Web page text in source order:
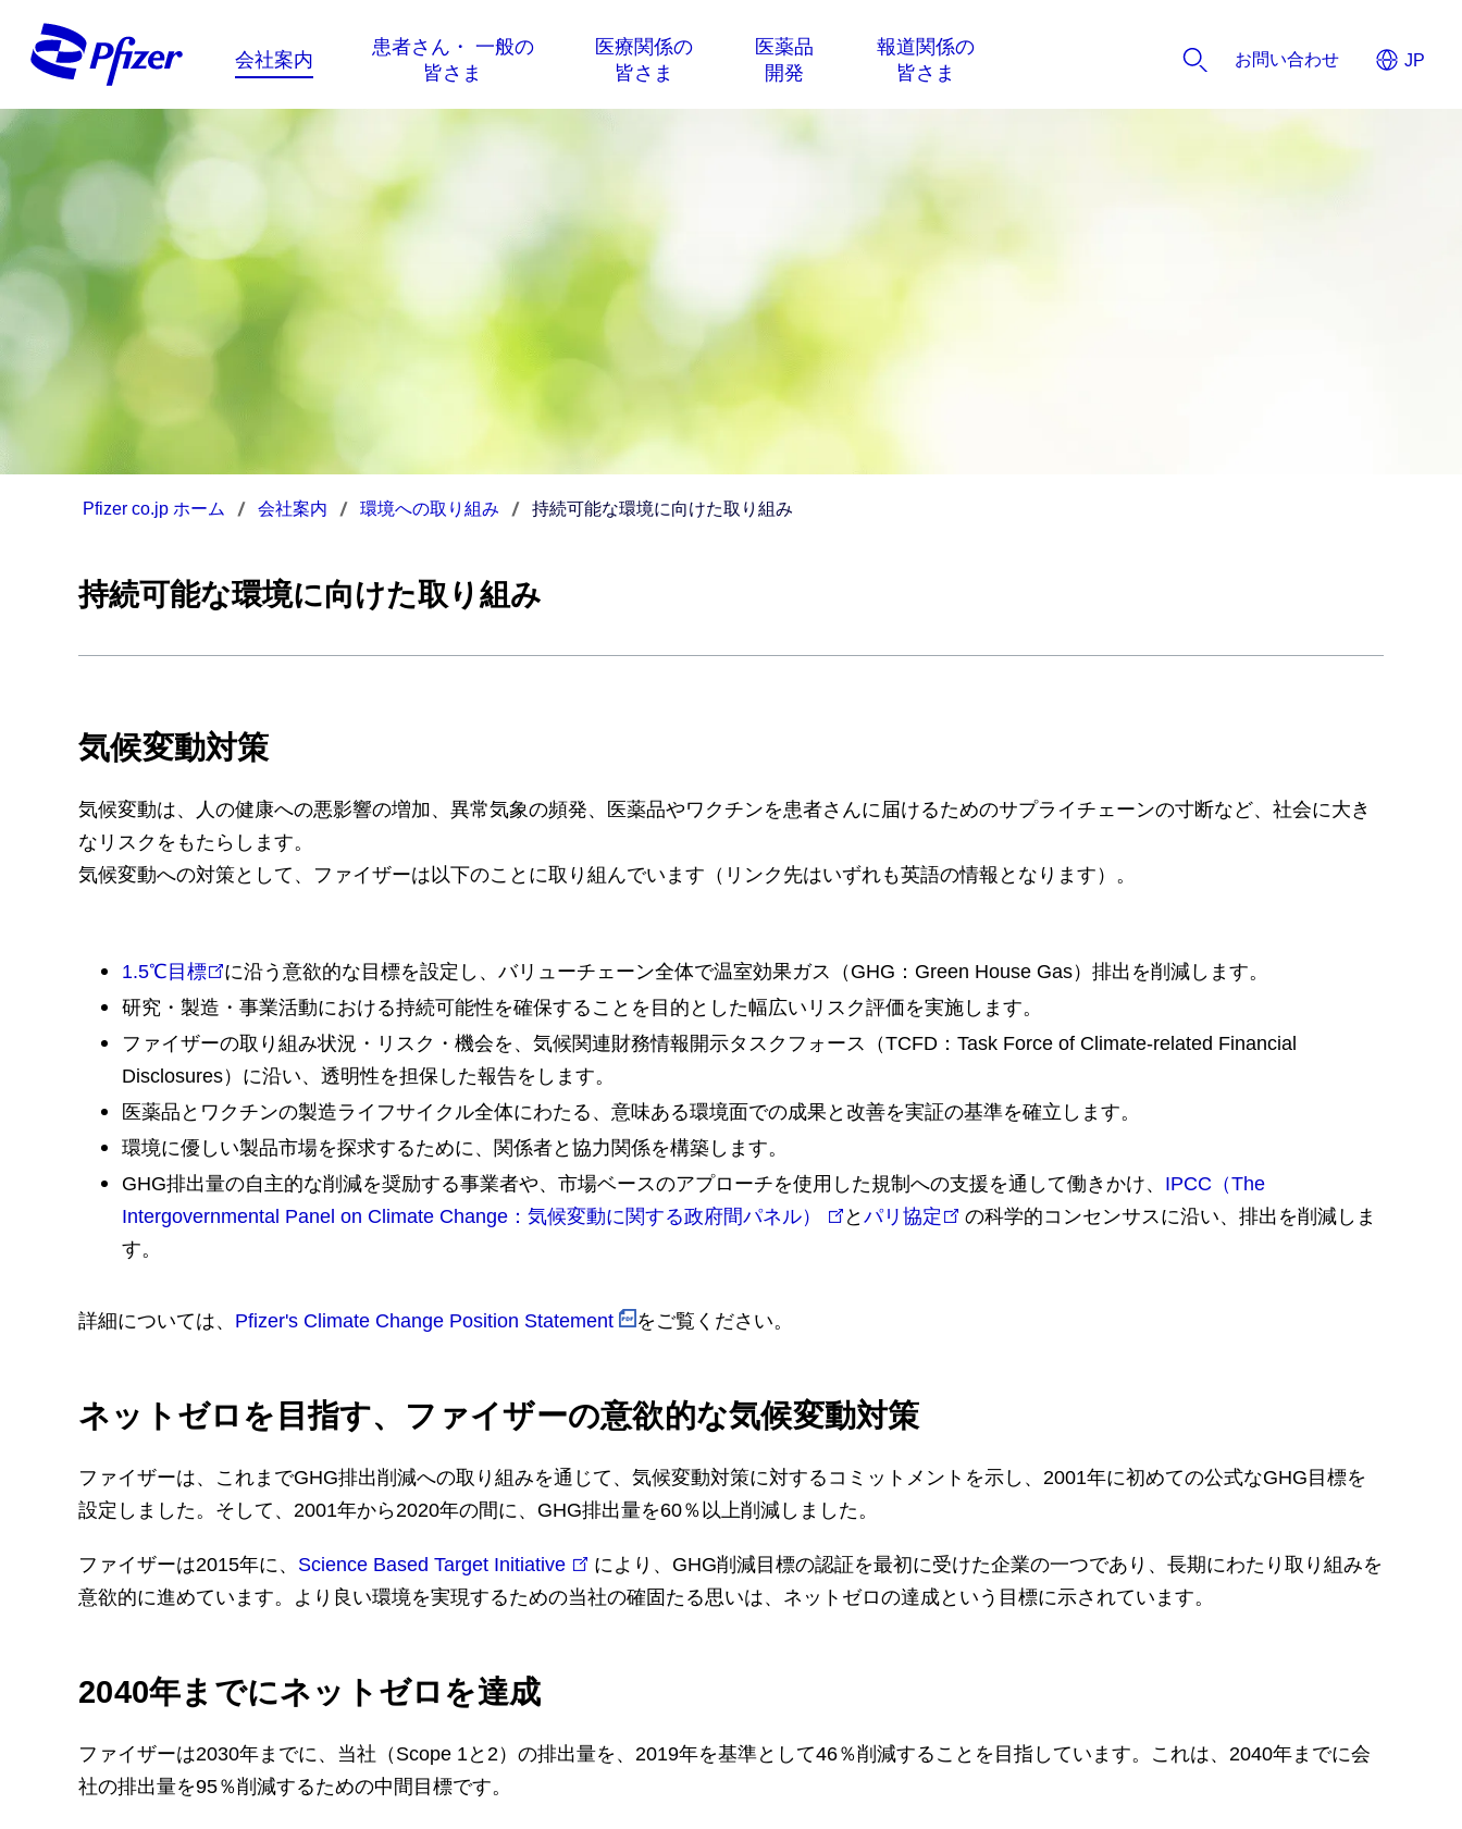
お問い合わせ
Pfizer co.jp ホーム 会社案内 環境への取り組み 持続可能な環境に向けた取り組み
持続可能な環境に向けた取り組み
気候変動対策
気候変動は、人の健康への悪影響の増加、異常気象の頻発、医薬品やワクチンを患者さんに届けるためのサプライチェーンの寸断など、社会に大き
なリスクをもたらします。
気候変動への対策として、ファイザーは以下のことに取り組んでいます（リンク先はいずれも英語の情報となります）。
1.5℃目標
に沿う意欲的な目標を設定し、バリューチェーン全体で温室効果ガス（GHG：Green House Gas）排出を削減します。
研究・製造・事業活動における持続可能性を確保することを目的とした幅広いリスク評価を実施します。
ファイザーの取り組み状況・リスク・機会を、気候関連財務情報開示タスクフォース（TCFD：Task Force of Climate-related Financial
Disclosures）に沿い、透明性を担保した報告をします。
医薬品とワクチンの製造ライフサイクル全体にわたる、意味ある環境面での成果と改善を実証の基準を確立します。
環境に優しい製品市場を探求するために、関係者と協力関係を構築します。
GHG排出量の自主的な削減を奨励する事業者や、市場ベースのアプローチを使用した規制への支援を通して働きかけ、 IPCC（The
Intergovernmental Panel on Climate Change：気候変動に関する政府間パネル）
と パリ協定
の科学的コンセンサスに沿い、排出を削減しま
す。
詳細については、 Pfizer's Climate Change Position Statement をご覧ください。
ネットゼロを目指す、ファイザーの意欲的な気候変動対策
ファイザーは、これまでGHG排出削減への取り組みを通じて、気候変動対策に対するコミットメントを示し、2001年に初めての公式なGHG目標を
設定しました。そして、2001年から2020年の間に、GHG排出量を60％以上削減しました。
ファイザーは2015年に、 Science Based Target Initiative
により、GHG削減目標の認証を最初に受けた企業の一つであり、長期にわたり取り組みを
意欲的に進めています。より良い環境を実現するための当社の確固たる思いは、ネットゼロの達成という目標に示されています。
2040年までにネットゼロを達成
ファイザーは2030年までに、当社（Scope 1と2）の排出量を、2019年を基準として46％削減することを目指しています。これは、2040年までに会
社の排出量を95％削減するための中間目標です。